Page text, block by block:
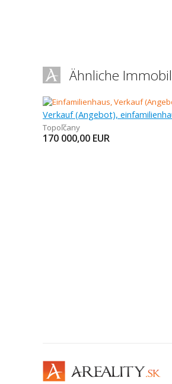
Ähnliche
Topoľčany
170 000,00 EUR